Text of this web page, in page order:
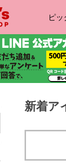
ピ
新着ア